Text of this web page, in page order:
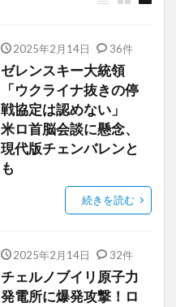
2025年2月14日 36件
ゼレンスキー大統領
「ウクライナ抜きの停
戦協定は認めない」
米ロ首脳会談に懸念、
現代版チェンバレンと
も
続きを読む
2025年2月14日 32件
チェルノブイリ原子力
発電所に爆発攻撃！ロ